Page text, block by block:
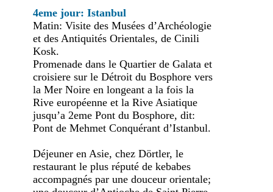
4eme jour: Istanbul
Matin: Visite des Musées d’Archéologie
et des Antiquités Orientales, de Cinili
Kosk.
Promenade dans le Quartier de Galata et
croisiere sur le Détroit du Bosphore vers
la Mer Noire en longeant a la fois la
Rive européenne et la Rive Asiatique
jusqu’a 2eme Pont du Bosphore, dit:
Pont de Mehmet Conquérant d’Istanbul.
Déjeuner en Asie, chez Dörtler, le
restaurant le plus réputé de kebabes
accompagnés par une douceur orientale;